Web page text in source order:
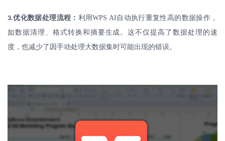
3.优化数据处理流程： 利用WPS AI 自动执行重复性高的数据操作，
如数据清理、格式转换和摘要生成。这不仅提高了数据处理的速
度，也减少了因手动处理大数据集时可能出现的错误。